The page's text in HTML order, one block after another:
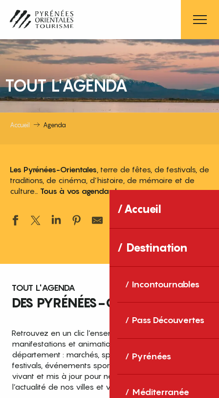
contenu
principal
Accueil
Destination
Incontournables
Pass Découvertes
Pyrénées
Méditerranée
TOUT L'AGENDA
Accueil Agenda
Les Pyrénées-Orientales , terre de fêtes, de festivals, de
traditions, de cinéma, d’histoire, de mémoire et de
culture… Tous à vos agendas !
TOUT L'AGENDA
DES PYRÉNÉES-ORIENTALES
Retrouvez en un clic l’ensemble des fêtes,
manifestations et animations recensées dans le
département : marchés, spectacles, expositions,
festivals, événements sportifs et culturels… un agenda
vivant et mis à jour pour ne rien manquer de
l’actualité de nos villes et villages.